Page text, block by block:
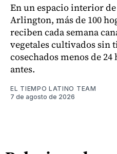
En un espacio interior de
Arlington, más de 100
reciben cada semana
vegetales cultivados sin
cosechados menos de 24
antes.
EL TIEMPO LATINO TEAM
7 de agosto de 2026